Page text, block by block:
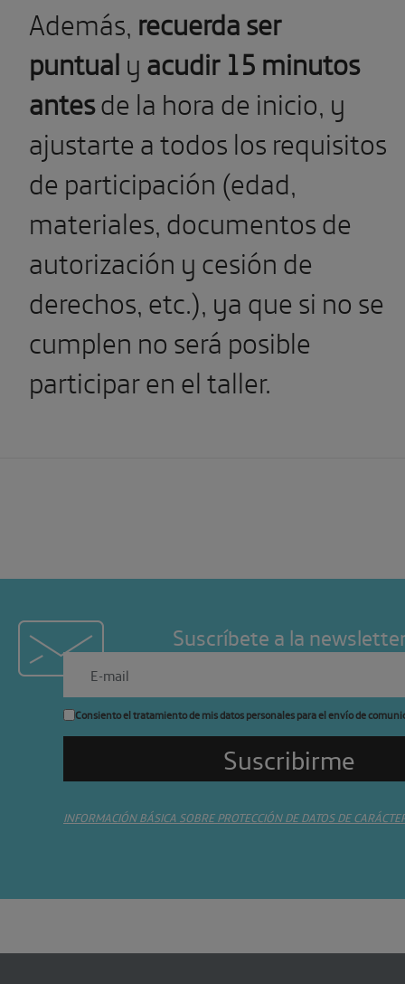
Además, recuerda ser
puntualyacudir 15 minutos
antesde la hora de inicio, y
ajustarte a todos los requisitos
de participación (edad,
materiales, documentos de
autorización y cesión de
derechos, etc.), ya que si no se
cumplen no será posible
participar en el taller.
Suscríbete a la
Consiento el tratamiento de mis datos personales para el envío de
INFORMACIÓN BÁSICA SOBRE PROTECCIÓN DE DATOS DE